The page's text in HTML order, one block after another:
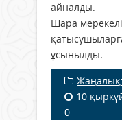
айналды.
Шара
ұсынылды.
10
0